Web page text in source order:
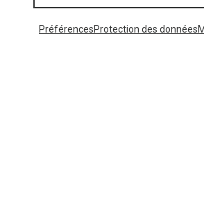
PréférencesProtection des données